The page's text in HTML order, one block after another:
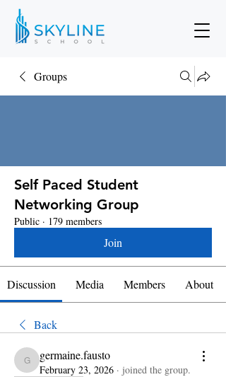
Groups
Self Paced Student
Networking Group
Public · 179 members
Join
Discussion Media Members About
Back
germaine.fausto
germaine.fausto
February 23, 2026 · joined the group.